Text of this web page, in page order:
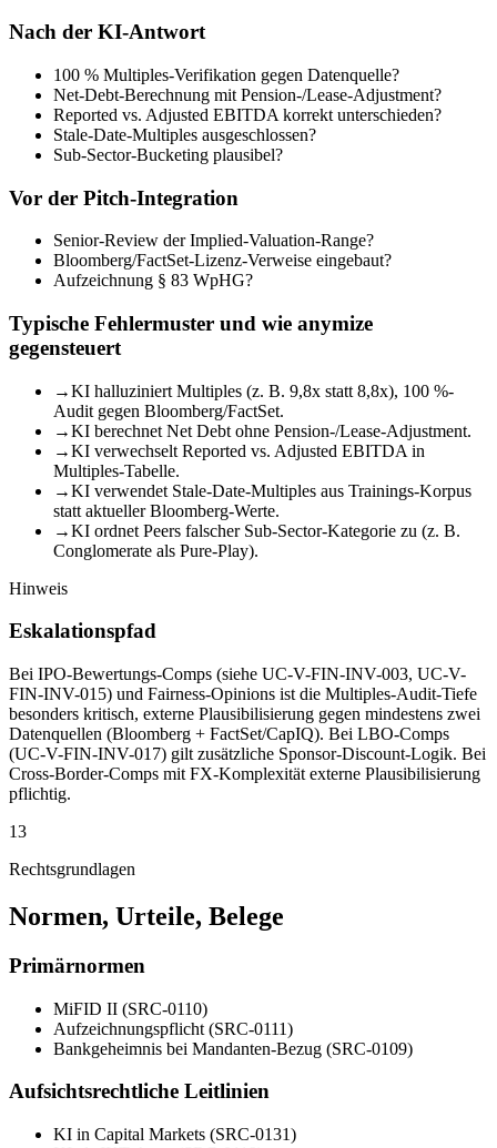
Nach der KI-Antwort
100 % Multiples-Verifikation gegen Datenquelle?
Net-Debt-Berechnung mit Pension-/Lease-Adjustment?
Reported vs. Adjusted EBITDA korrekt unterschieden?
Stale-Date-Multiples ausgeschlossen?
Sub-Sector-Bucketing plausibel?
Vor der Pitch-Integration
Senior-Review der Implied-Valuation-Range?
Bloomberg/FactSet-Lizenz-Verweise eingebaut?
Aufzeichnung § 83 WpHG?
Typische Fehlermuster und wie anymize
gegensteuert
→KI halluziniert Multiples (z. B. 9,8x statt 8,8x), 100 %-
Audit gegen Bloomberg/FactSet.
→KI berechnet Net Debt ohne Pension-/Lease-Adjustment.
→KI verwechselt Reported vs. Adjusted EBITDA in
Multiples-Tabelle.
→KI verwendet Stale-Date-Multiples aus Trainings-Korpus
statt aktueller Bloomberg-Werte.
→KI ordnet Peers falscher Sub-Sector-Kategorie zu (z. B.
Conglomerate als Pure-Play).
Hinweis
Eskalationspfad
Bei IPO-Bewertungs-Comps (siehe UC-V-FIN-INV-003, UC-V-
FIN-INV-015) und Fairness-Opinions ist die Multiples-Audit-Tiefe
besonders kritisch, externe Plausibilisierung gegen mindestens zwei
Datenquellen (Bloomberg + FactSet/CapIQ). Bei LBO-Comps
(UC-V-FIN-INV-017) gilt zusätzliche Sponsor-Discount-Logik. Bei
Cross-Border-Comps mit FX-Komplexität externe Plausibilisierung
pflichtig.
13
Rechtsgrundlagen
Normen, Urteile, Belege
Primärnormen
MiFID II (SRC-0110)
Aufzeichnungspflicht (SRC-0111)
Bankgeheimnis bei Mandanten-Bezug (SRC-0109)
Aufsichtsrechtliche Leitlinien
KI in Capital Markets (SRC-0131)